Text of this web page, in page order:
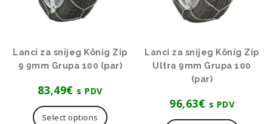
Lanci za snijeg König Zip
9 9mm Grupa 100 (par)
83,49€ s PDV
Select options
Lanci za snijeg König Zip
Ultra 9mm Grupa 100
(par)
96,63€ s PDV